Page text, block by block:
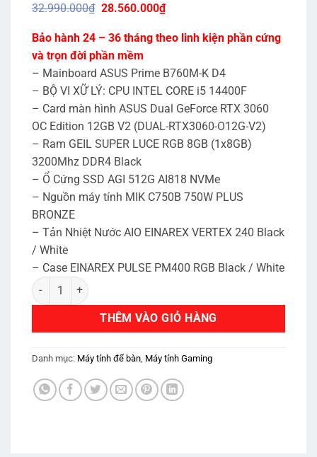
32.990.000₫ Giá
là:
32.990.000₫.
28.560.000₫Giá
hiện
là:
Bảo hành 24 – 36 tháng theo linh kiện phần cứng
và trọn đời phần mềm
– Mainboard ASUS Prime B760M-K D4
– BỘ VI XỮ LÝ: CPU INTEL CORE i5 14400F
– Card màn hình ASUS Dual GeForce RTX 3060
OC Edition 12GB V2 (DUAL-RTX3060-O12G-V2)
– Ram GEIL SUPER LUCE RGB 8GB (1x8GB)
3200Mhz DDR4 Black
– Ổ Cứng SSD AGI 512G AI818 NVMe
– Nguồn máy tính MIK C750B 750W PLUS
BRONZE
– Tản Nhiệt Nước AIO EINAREX VERTEX 240 Black
/ White
– Case EINAREX PULSE PM400 RGB Black / White
MTL PM400 I5 RTX 3060 | i5 14400F | B760 | Ram 16GB | SSD
THÊM VÀO GIỎ HÀNG
Danh mục: Máy tính để bàn Máy tính Gaming